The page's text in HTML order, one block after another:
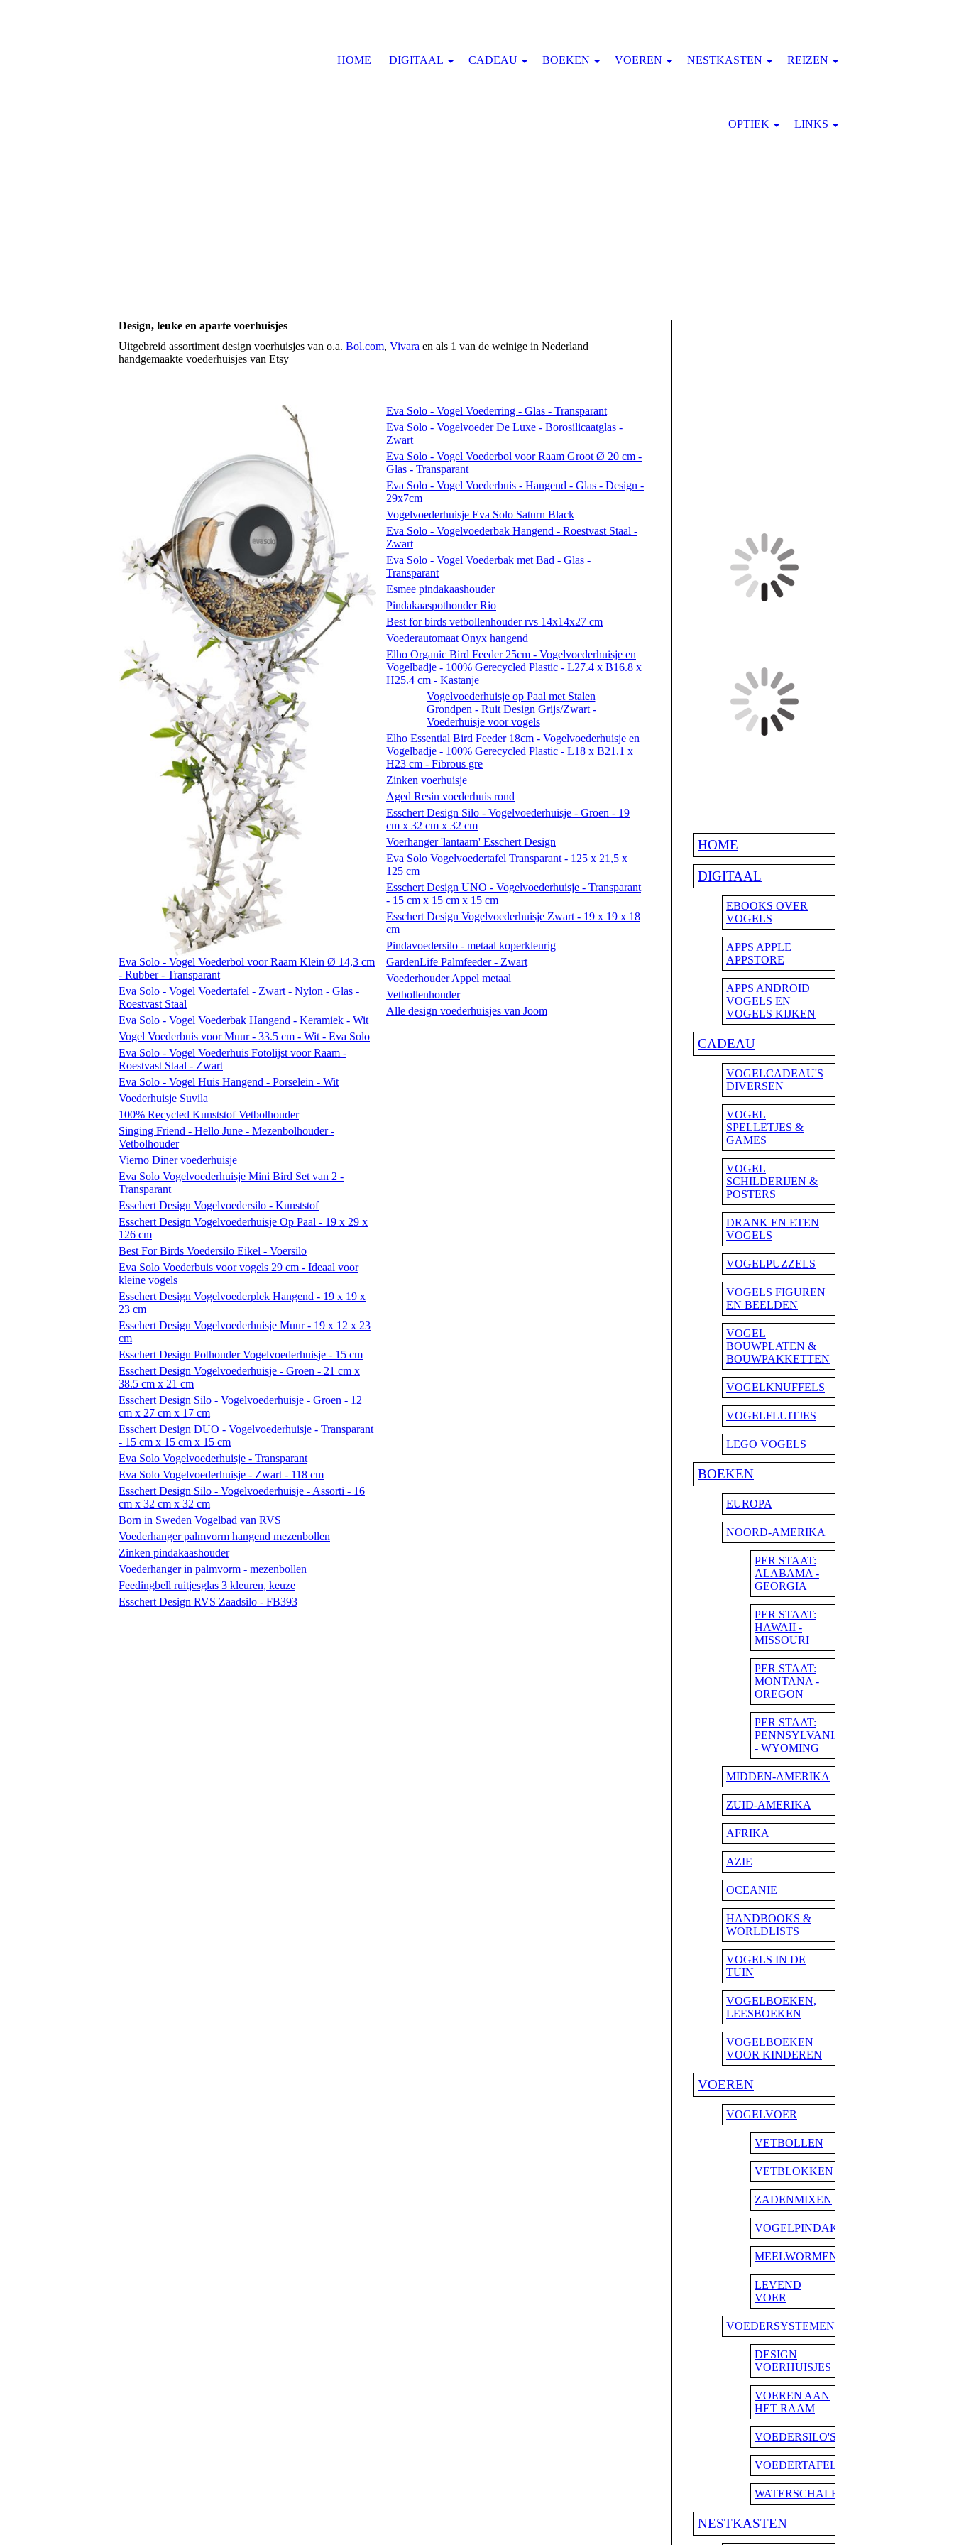
Design, leuke en aparte voerhuisjes
Uitgebreid assortiment design voerhuisjes van o.a. Bol.com, Vivara en als 1 van de weinige in Nederland
handgemaakte voederhuisjes van Etsy
Eva Solo - Vogel Voederbol voor Raam Klein Ø 14,3 cm
- Rubber - Transparant
Eva Solo - Vogel Voedertafel - Zwart - Nylon - Glas -
Roestvast Staal
Eva Solo - Vogel Voederbak Hangend - Keramiek - Wit
Vogel Voederbuis voor Muur - 33.5 cm - Wit - Eva Solo
Eva Solo - Vogel Voederhuis Fotolijst voor Raam -
Roestvast Staal - Zwart
Eva Solo - Vogel Huis Hangend - Porselein - Wit
Voederhuisje Suvila
100% Recycled Kunststof Vetbolhouder
Singing Friend - Hello June - Mezenbolhouder -
Vetbolhouder
Vierno Diner voederhuisje
Eva Solo Vogelvoederhuisje Mini Bird Set van 2 -
Transparant
Esschert Design Vogelvoedersilo - Kunststof
Esschert Design Vogelvoederhuisje Op Paal - 19 x 29 x
126 cm
Best For Birds Voedersilo Eikel - Voersilo
Eva Solo Voederbuis voor vogels 29 cm - Ideaal voor
kleine vogels
Esschert Design Vogelvoederplek Hangend - 19 x 19 x
23 cm
Esschert Design Vogelvoederhuisje Muur - 19 x 12 x 23
cm
Esschert Design Pothouder Vogelvoederhuisje - 15 cm
Esschert Design Vogelvoederhuisje - Groen - 21 cm x
38.5 cm x 21 cm
Esschert Design Silo - Vogelvoederhuisje - Groen - 12
cm x 27 cm x 17 cm
Esschert Design DUO - Vogelvoederhuisje - Transparant
- 15 cm x 15 cm x 15 cm
Eva Solo Vogelvoederhuisje - Transparant
Eva Solo Vogelvoederhuisje - Zwart - 118 cm
Esschert Design Silo - Vogelvoederhuisje - Assorti - 16
cm x 32 cm x 32 cm
Born in Sweden Vogelbad van RVS
Voederhanger palmvorm hangend mezenbollen
Zinken pindakaashouder
Voederhanger in palmvorm - mezenbollen
Feedingbell ruitjesglas 3 kleuren, keuze
Esschert Design RVS Zaadsilo - FB393
Eva Solo - Vogel Voederring - Glas - Transparant
Eva Solo - Vogelvoeder De Luxe - Borosilicaatglas -
Zwart
Eva Solo - Vogel Voederbol voor Raam Groot Ø 20 cm -
Glas - Transparant
Eva Solo - Vogel Voederbuis - Hangend - Glas - Design -
29x7cm
Vogelvoederhuisje Eva Solo Saturn Black
Eva Solo - Vogelvoederbak Hangend - Roestvast Staal -
Zwart
Eva Solo - Vogel Voederbak met Bad - Glas -
Transparant
Esmee pindakaashouder
Pindakaaspothouder Rio
Best for birds vetbollenhouder rvs 14x14x27 cm
Voederautomaat Onyx hangend
Elho Organic Bird Feeder 25cm - Vogelvoederhuisje en
Vogelbadje - 100% Gerecycled Plastic - L27.4 x B16.8 x
H25.4 cm - Kastanje
Vogelvoederhuisje op Paal met Stalen
Grondpen - Ruit Design Grijs/Zwart -
Voederhuisje voor vogels
Elho Essential Bird Feeder 18cm - Vogelvoederhuisje en
Vogelbadje - 100% Gerecycled Plastic - L18 x B21.1 x
H23 cm - Fibrous gre
Zinken voerhuisje
Aged Resin voederhuis rond
Esschert Design Silo - Vogelvoederhuisje - Groen - 19
cm x 32 cm x 32 cm
Voerhanger 'lantaarn' Esschert Design
Eva Solo Vogelvoedertafel Transparant - 125 x 21,5 x
125 cm
Esschert Design UNO - Vogelvoederhuisje - Transparant
- 15 cm x 15 cm x 15 cm
Esschert Design Vogelvoederhuisje Zwart - 19 x 19 x 18
cm
Pindavoedersilo - metaal koperkleurig
GardenLife Palmfeeder - Zwart
Voederhouder Appel metaal
Vetbollenhouder
Alle design voederhuisjes van Joom
HOME
DIGITAAL
EBOOKS OVER
VOGELS
APPS APPLE
APPSTORE
APPS ANDROID
VOGELS EN
VOGELS KIJKEN
CADEAU
VOGELCADEAU'S
DIVERSEN
VOGEL
SPELLETJES &
GAMES
VOGEL
SCHILDERIJEN &
POSTERS
DRANK EN ETEN
VOGELS
VOGELPUZZELS
VOGELS FIGUREN
EN BEELDEN
VOGEL
BOUWPLATEN &
BOUWPAKKETTEN
VOGELKNUFFELS
VOGELFLUITJES
LEGO VOGELS
BOEKEN
EUROPA
NOORD-AMERIKA
PER STAAT:
ALABAMA -
GEORGIA
PER STAAT:
HAWAII -
MISSOURI
PER STAAT:
MONTANA -
OREGON
PER STAAT:
PENNSYLVANIA
- WYOMING
MIDDEN-AMERIKA
ZUID-AMERIKA
AFRIKA
AZIE
OCEANIE
HANDBOOKS &
WORLDLISTS
VOGELS IN DE
TUIN
VOGELBOEKEN,
LEESBOEKEN
VOGELBOEKEN
VOOR KINDEREN
VOEREN
VOGELVOER
VETBOLLEN
VETBLOKKEN
ZADENMIXEN
VOGELPINDAKAAS
MEELWORMEN
LEVEND
VOER
VOEDERSYSTEMEN
DESIGN
VOERHUISJES
VOEREN AAN
HET RAAM
VOEDERSILO'S
VOEDERTAFELS
WATERSCHALEN
NESTKASTEN
HOME DIGITAAL CADEAU BOEKEN VOEREN NESTKASTEN REIZEN
OPTIEK LINKS